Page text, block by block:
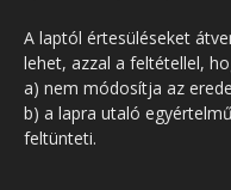
A laptól értesüléseket
lehet, azzal a feltétellel,
a) nem módosítja az
b) a lapra utaló
feltünteti.